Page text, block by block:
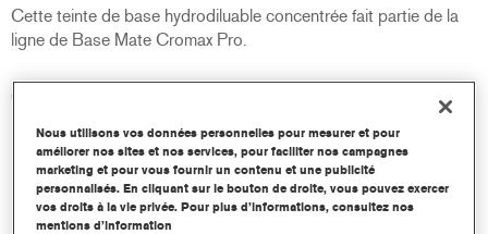
Cette teinte de base hydrodiluable concentrée fait partie de la
ligne de Base Mate Cromax Pro.
Caractéristiques du produit
Excellent pouvoir couvrant avec une précision colorimétrique
remarquable.
Rapide et économique à utiliser, permettant d'augmenter le
rendement et la productivité.
Fait partie d'un système dédié et complet de teintes de base
Nous utilisons vos données personnelles pour mesurer et pour
améliorer nos sites et nos services, pour faciliter nos campagnes
marketing et pour vous fournir un contenu et une publicité
personnalisés. En cliquant sur le bouton de droite, vous pouvez exercer
vos droits à la vie privée. Pour plus d’informations, consultez nos
mentions d’information